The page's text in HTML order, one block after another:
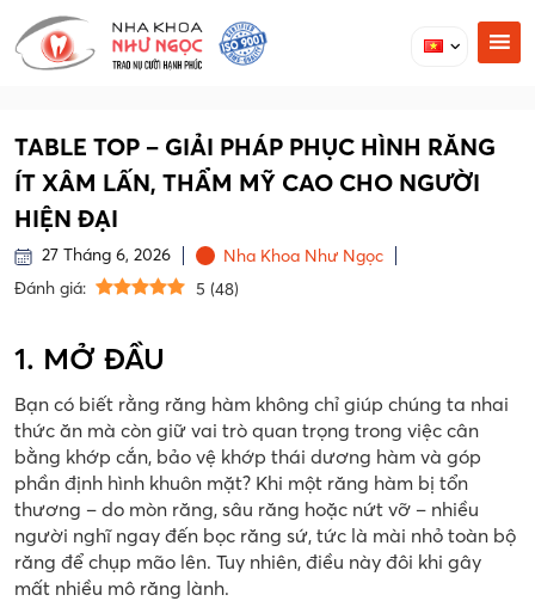
TABLE TOP – GIẢI PHÁP PHỤC HÌNH RĂNG
ÍT XÂM LẤN, THẨM MỸ CAO CHO NGƯỜI
HIỆN ĐẠI
27 Tháng 6, 2026
Nha Khoa Như Ngọc
Đánh giá:
5 (48)
1. MỞ ĐẦU
Bạn có biết rằng răng hàm không chỉ giúp chúng ta nhai
thức ăn mà còn giữ vai trò quan trọng trong việc cân
bằng khớp cắn, bảo vệ khớp thái dương hàm và góp
phần định hình khuôn mặt? Khi một răng hàm bị tổn
thương – do mòn răng, sâu răng hoặc nứt vỡ – nhiều
người nghĩ ngay đến bọc răng sứ, tức là mài nhỏ toàn bộ
răng để chụp mão lên. Tuy nhiên, điều này đôi khi gây
mất nhiều mô răng lành.